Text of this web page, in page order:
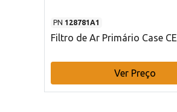
PN 128781A1
Filtro de Ar Primário Case CE
Ver Preço